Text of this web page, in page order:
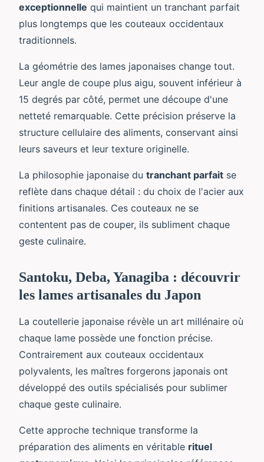
exceptionnelle qui maintient un tranchant parfait
plus longtemps que les couteaux occidentaux
traditionnels.
La géométrie des lames japonaises change tout.
Leur angle de coupe plus aigu, souvent inférieur à
15 degrés par côté, permet une découpe d'une
netteté remarquable. Cette précision préserve la
structure cellulaire des aliments, conservant ainsi
leurs saveurs et leur texture originelle.
La philosophie japonaise du tranchant parfait se
reflète dans chaque détail : du choix de l'acier aux
finitions artisanales. Ces couteaux ne se
contentent pas de couper, ils subliment chaque
geste culinaire.
Santoku, Deba, Yanagiba : découvrir
les lames artisanales du Japon
La coutellerie japonaise révèle un art millénaire où
chaque lame possède une fonction précise.
Contrairement aux couteaux occidentaux
polyvalents, les maîtres forgerons japonais ont
développé des outils spécialisés pour sublimer
chaque geste culinaire.
Cette approche technique transforme la
préparation des aliments en véritable rituel